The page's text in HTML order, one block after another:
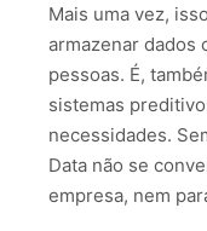
Mais uma vez,
armazenar dados
pessoas. É,
sistemas
necessidades.
Data não se
empresa, nem